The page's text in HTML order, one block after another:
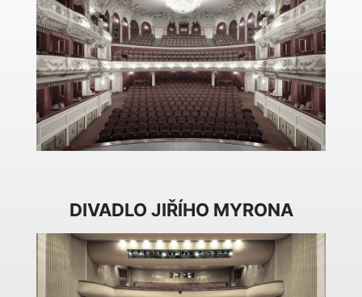
DIVADLO JIŘÍHO MYRONA